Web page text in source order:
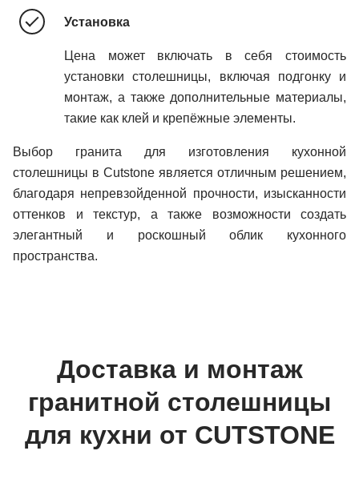
Установка
Цена может включать в себя стоимость
установки столешницы, включая подгонку и
монтаж, а также дополнительные материалы,
такие как клей и крепёжные элементы.
Выбор гранита для изготовления кухонной
столешницы в Cutstone является отличным решением,
благодаря непревзойденной прочности, изысканности
оттенков и текстур, а также возможности создать
элегантный и роскошный облик кухонного
пространства.
Доставка и монтаж
гранитной столешницы
для кухни от CUTSTONE